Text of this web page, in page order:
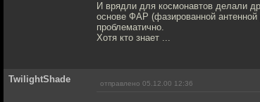
И врядли для космонавтов делали
основе ФАР (фазированной антенной
проблематично.
Хотя кто знает ...
TwilightShade отправлено 05.12.00 12:36